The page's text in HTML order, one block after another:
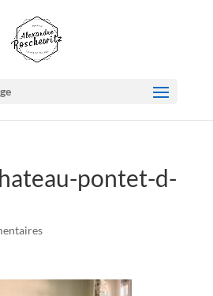
pontet-d-